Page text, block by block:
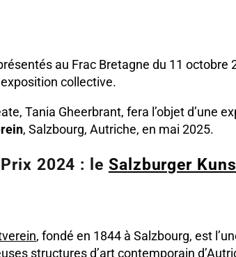
au Frac Bretagne du 11 octobre
collective.
Tania Gheerbrant, fera l’objet d’une
, Salzbourg, Autriche, en mai 2025.
2024 : le Salzburger
, fondé en 1844 à Salzbourg, est
structures d’art contemporain